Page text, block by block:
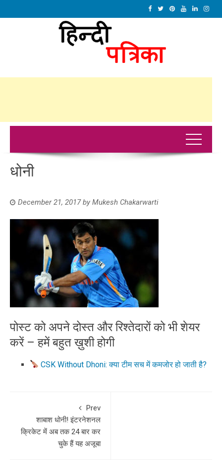
धोनी
December 21, 2017by Mukesh Chakarwarti
पोस्ट को अपने दोस्त और रिश्तेदारों को भी शेयर
करें – हमें बहुत ख़ुशी होगी
CSK Without Dhoni: क्या टीम सच में कमजोर हो जाती है?
Prev
शाबाश धोनी! इंटरनेशनल
क्रिकेट में अब तक 24 बार कर
चुके हैं यह अजूबा